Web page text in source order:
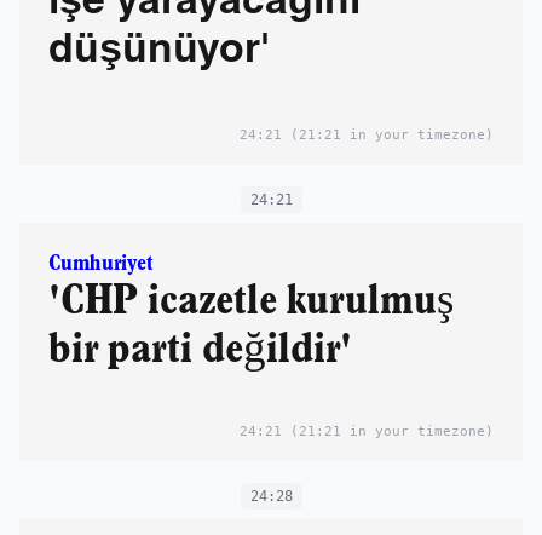
düşünüyor'
24:21 (21:21 in your timezone)
24:21
Cumhuriyet
'CHP icazetle kurulmuş
bir parti değildir'
24:21 (21:21 in your timezone)
24:28